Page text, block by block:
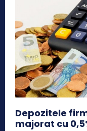
Depozitele
majorat cu